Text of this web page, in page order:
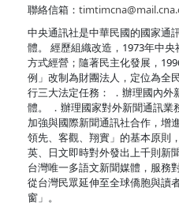
聯絡信箱：
中央通訊社是中華民國的國家通
體。 經歷組織改造，1973年中
方式經營；隨著民主化發展，
例」改制為財團法人，定位為全
行三大法定任務： ．辦理國內
體。 ．辦理國家對外新聞通訊業
加強與國際新聞通訊社合作，增
領先、客觀、翔實」的基本原則
英、日文即時對外發出上千則新
台灣唯一多語文新聞媒體，服務
從台灣民眾延伸至全球僑胞與讀
窗」。